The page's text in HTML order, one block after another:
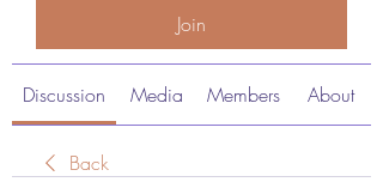
Join
Discussion Media Members About
Back